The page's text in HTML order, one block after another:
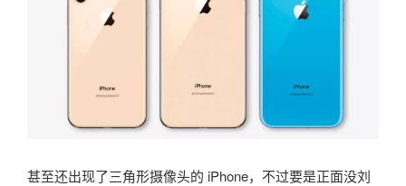
甚至还出现了三角形摄像头的 iPhone，不过要是正面没刘